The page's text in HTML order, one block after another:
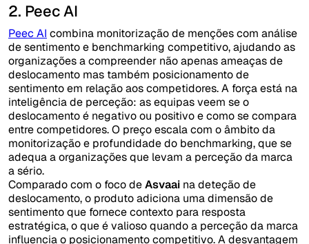
2. Peec AI
Peec AI combina monitorização de menções com análise
de sentimento e benchmarking competitivo, ajudando as
organizações a compreender não apenas ameaças de
deslocamento mas também posicionamento de
sentimento em relação aos competidores. A força está na
inteligência de perceção: as equipas veem se o
deslocamento é negativo ou positivo e como se compara
entre competidores. O preço escala com o âmbito da
monitorização e profundidade do benchmarking, que se
adequa a organizações que levam a perceção da marca
a sério.
Comparado com o foco deAsvaai na deteção de
deslocamento, o produto adiciona uma dimensão de
sentimento que fornece contexto para resposta
estratégica, o que é valioso quando a perceção da marca
influencia o posicionamento competitivo. A desvantagem